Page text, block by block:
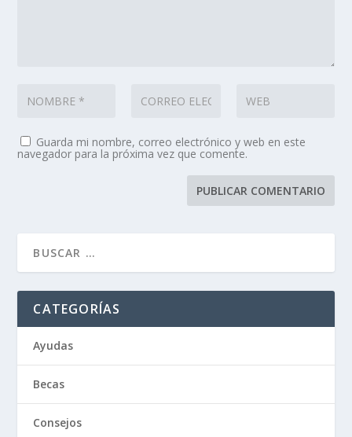
Guarda mi nombre, correo electrónico y web en este
navegador para la próxima vez que comente.
CATEGORÍAS
Ayudas
Becas
Consejos